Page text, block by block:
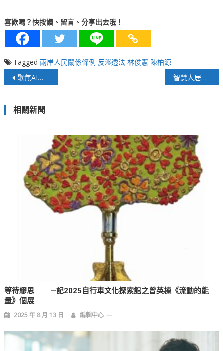
喜歡嗎？快按讚、留言、分享出去哦！
Tagged 兩岸人民關係條例 反滲透法 林俊憲 陳柏源
文
導
聚焦AI、永續、品牌與性平 《2024臺灣當代人物論壇》揭臺灣未來藍圖 智慧人居促進會 有感智慧綠建築設計論壇台北開講
相關新聞
等待繆思 —記2025自行車文化探索館之曾英棟《流動的能
量》個展
2025 年 8 月 13 日 編輯中心